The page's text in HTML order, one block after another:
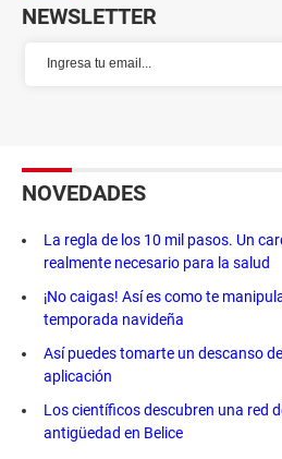
NEWSLETTER
NOVEDADES
La regla de los 10 mil pasos. Un
realmente necesario para la salud
¡No caigas! Así es como te
temporada navideña
Así puedes tomarte un descanso
aplicación
Los científicos descubren una red
antigüedad en Belice